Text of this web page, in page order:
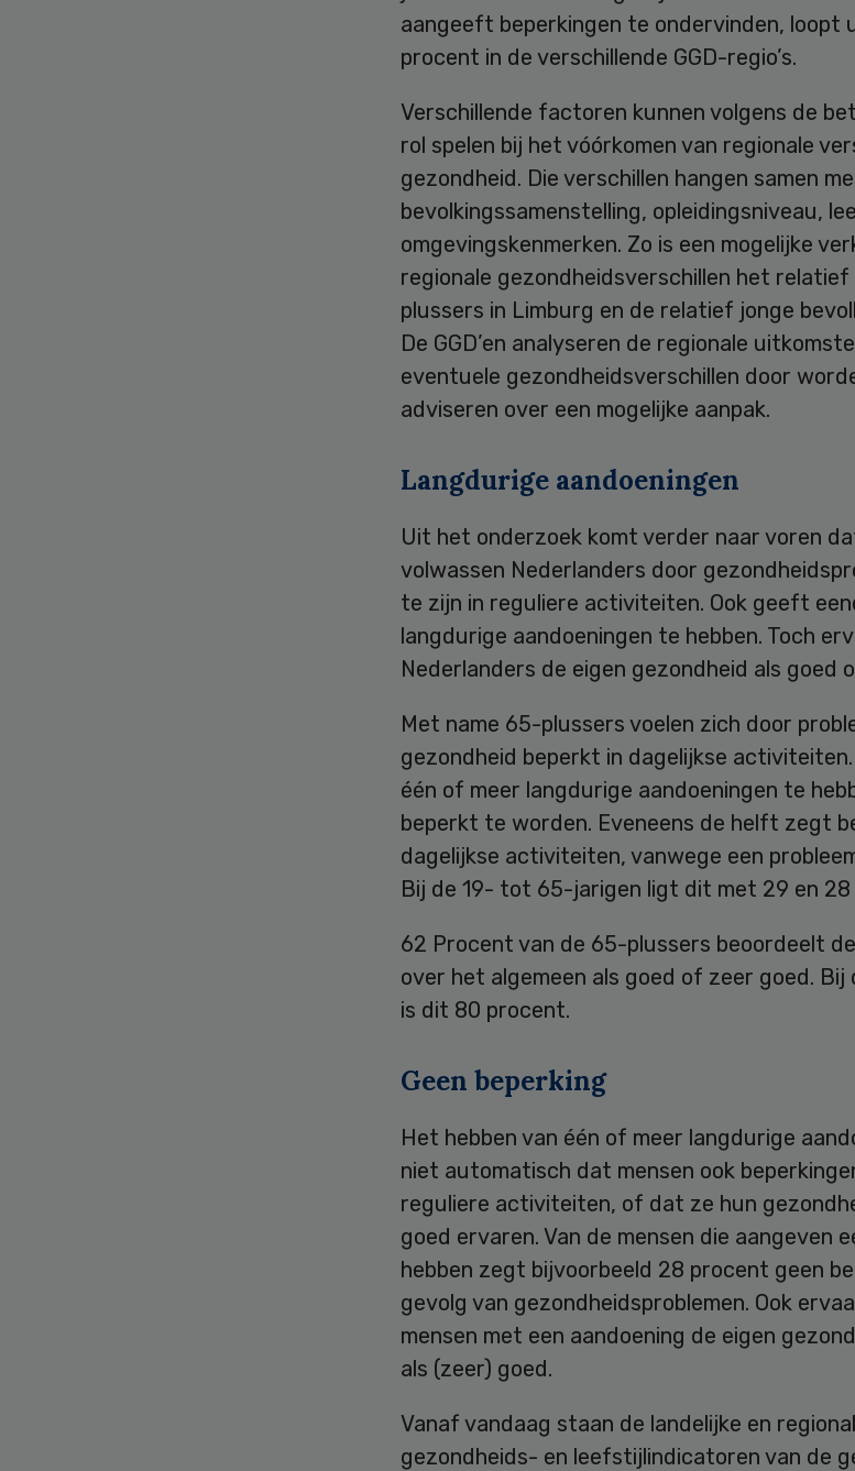
aangeeft beperkingen te ondervinden, loopt
procent in de verschillende GGD-regio’s.
Verschillende factoren kunnen volgens de
rol spelen bij het vóórkomen van regionale
gezondheid. Die verschillen hangen samen
bevolkingssamenstelling, opleidingsniveau,
omgevingskenmerken. Zo is een mogelijke
regionale gezondheidsverschillen het
plussers in Limburg en de relatief jonge
De GGD’en analyseren de regionale
eventuele gezondheidsverschillen door
adviseren over een mogelijke aanpak.
Langdurige aandoeningen
Uit het onderzoek komt verder naar voren
volwassen Nederlanders door
te zijn in reguliere activiteiten. Ook geeft
langdurige aandoeningen te hebben. Toch
Nederlanders de eigen gezondheid als goed
Met name 65-plussers voelen zich door
gezondheid beperkt in dagelijkse
één of meer langdurige aandoeningen te
beperkt te worden. Eveneens de helft zegt
dagelijkse activiteiten, vanwege een
Bij de 19- tot 65-jarigen ligt dit met 29 en 28
62 Procent van de 65-plussers beoordeelt
over het algemeen als goed of zeer goed.
is dit 80 procent.
Geen beperking
Het hebben van één of meer langdurige
niet automatisch dat mensen ook
reguliere activiteiten, of dat ze hun
goed ervaren. Van de mensen die aangeven
hebben zegt bijvoorbeeld 28 procent geen
gevolg van gezondheidsproblemen. Ook
mensen met een aandoening de eigen
als (zeer) goed.
Vanaf vandaag staan de landelijke en
gezondheids- en leefstijlindicatoren van de